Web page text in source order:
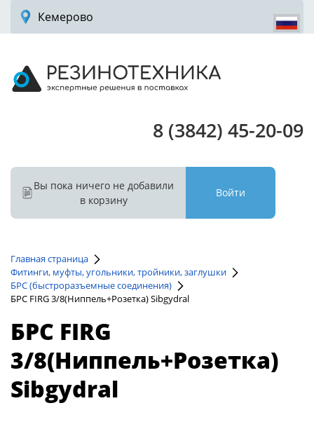
Кемерово
8 (3842) 45-20-09
Вы пока ничего не добавили
в корзину
Войти
Главная страница
Фитинги, муфты, угольники, тройники, заглушки
БРС (быстроразъемные соединения)
БРС FIRG 3/8(Ниппель+Розетка) Sibgydral
БРС FIRG
3/8(Ниппель+Розетка)
Sibgydral